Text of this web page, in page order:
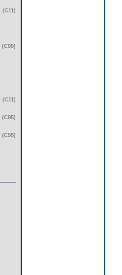
(C11)
(C99)
(C11)
(C95)
(C95)